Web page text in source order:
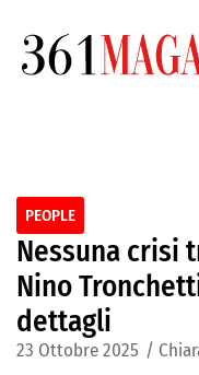
PEOPLE
Nessuna crisi
Nino
dettagli
23 Ottobre 2025 /